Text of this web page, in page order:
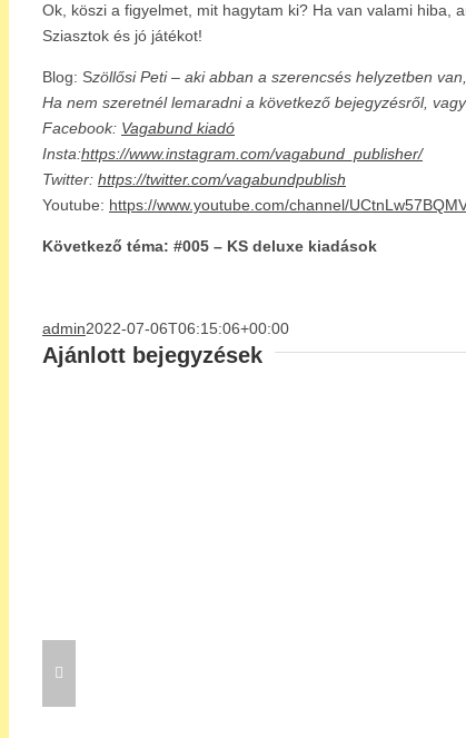
Ok, köszi a figyelmet, mit hagytam ki? Ha van valami hiba,
Sziasztok és jó játékot!
Blog: Szöllősi Peti – aki abban a szerencsés helyzetben
Ha nem szeretnél lemaradni a következő bejegyzésről,
Facebook: Vagabund kiadó
Insta:https://www.instagram.com/vagabund_publisher/
Twitter: https://twitter.com/vagabundpublish
Youtube: https://www.youtube.com/channel/
Következő téma: #005 – KS deluxe kiadások
admin2022-07-06T06:15:06+00:00
Ajánlott bejegyzések